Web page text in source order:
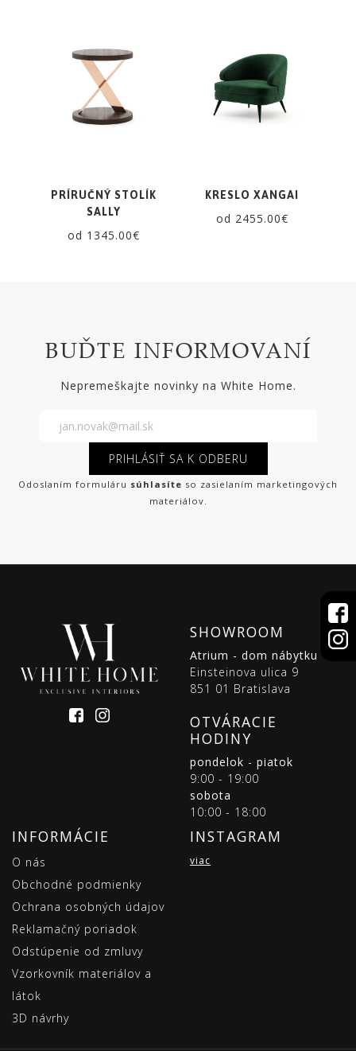
PRÍRUČNÝ STOLÍK
SALLY
od 1345.00€
KRESLO XANGAI
od 2455.00€
BUĎTE INFORMOVANÍ
Nepremeškajte novinky na White Home.
PRIHLÁSIŤ SA K ODBERU
Odoslaním formuláru súhlasíte so zasielaním marketingových
materiálov.
SHOWROOM
Atrium - dom nábytku
Einsteinova ulica 9
851 01 Bratislava
OTVÁRACIE
HODINY
pondelok - piatok
9:00 - 19:00
sobota
10:00 - 18:00
INFORMÁCIE
O nás
Obchodné podmienky
Ochrana osobných údajov
Reklamačný poriadok
Odstúpenie od zmluvy
Vzorkovník materiálov a
látok
3D návrhy
INSTAGRAM
viac